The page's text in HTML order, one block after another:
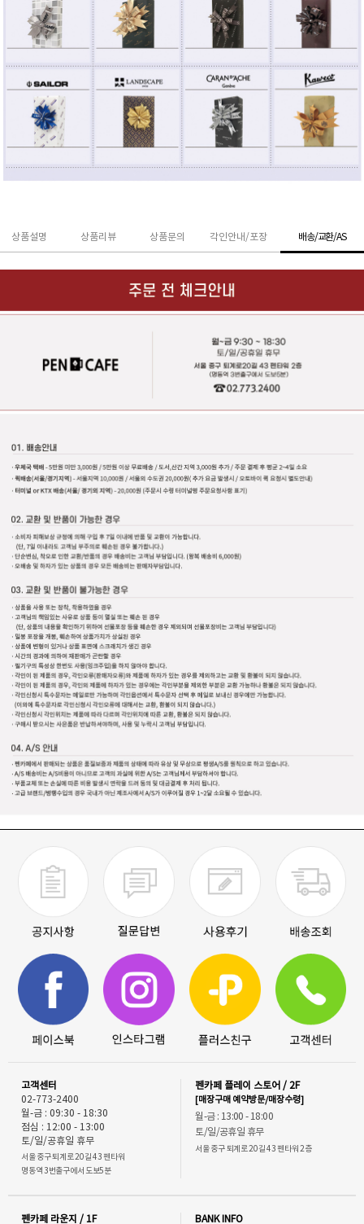
상품설명 상품리뷰 상품문의 각인안내/포장 배송/교환/AS
고객센터
02-773-2400
월-금 : 09:30 - 18:30
점심 : 12:00 - 13:00
토/일/공휴일 휴무
서울 중구 퇴계로 20길 43 펜타워
명동역 3번출구에서 도보5분
펜카페 플레이 스토어 / 2F
[매장구매 예약방문/매장수령]
월-금 : 13:00 - 18:00
토/일/공휴일 휴무
서울 중구 퇴계로 20길 43 펜타워 2층
펜카페 라운지 / 1F BANK INFO